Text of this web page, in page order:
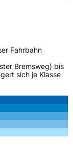
Fahrbahn
Bremsweg) bis
sich je Klasse